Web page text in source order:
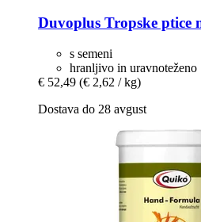
Duvoplus Tropske ptice
s semeni
hranljivo in uravnoteženo
€ 52,49 (€ 2,62 / kg)
Dostava do 28 avgust